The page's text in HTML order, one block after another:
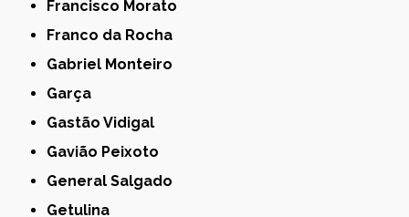
Francisco Morato
Franco da Rocha
Gabriel Monteiro
Garça
Gastão Vidigal
Gavião Peixoto
General Salgado
Getulina